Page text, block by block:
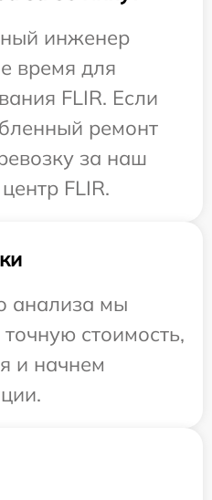
инженер
время для
FLIR. Если
ремонт
за наш
FLIR.
анализа мы
стоимость,
и начнем